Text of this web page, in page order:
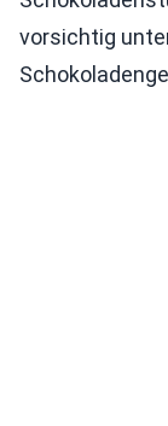
vorsichtig